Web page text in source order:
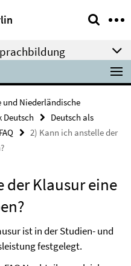
Niederländische
Deutsch
Deutsch als
FAQ
2) Kann ich anstelle der
der Klausur eine
ist in derStudien- und
festgelegt.